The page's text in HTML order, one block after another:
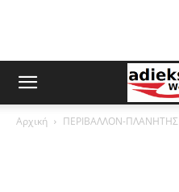
Αρχική ΠΕΡΙΒΑΛΛΟΝ-ΠΛΑΝΗΤΗΣ